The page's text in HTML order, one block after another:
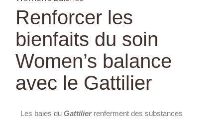
Renforcer les
bienfaits du soin
Women’s balance
avec le Gattilier
Les baies duGattilierrenferment des substances